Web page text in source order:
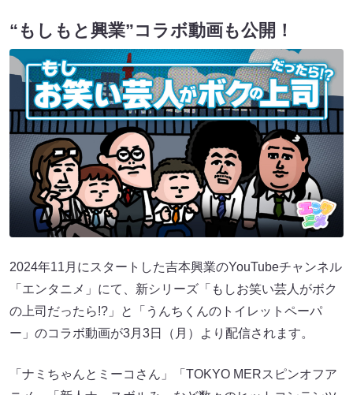
“ もしもと興業”コラボ動画も公開！
2024年11月にスタートした吉本興業のYouTubeチャンネル
「エンタニメ」にて、新シリーズ「もしお笑い芸人がボク
の上司だったら!?」と「うんちくんのトイレットペーパ
ー」のコラボ動画が3月3日（月）より配信されます。
「ナミちゃんとミーコさん」「TOKYO MERスピンオフア